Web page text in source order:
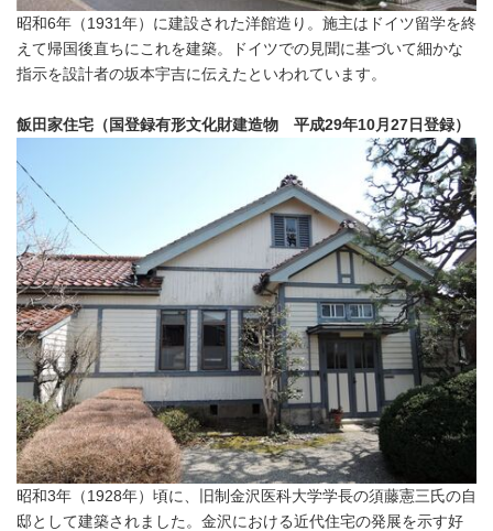
昭和6年（1931年）に建設された洋館造り。施主はドイツ留学を終
えて帰国後直ちにこれを建築。ドイツでの見聞に基づいて細かな
指示を設計者の坂本宇吉に伝えたといわれています。
飯田家住宅（国登録有形文化財建造物 平成29年10月27日登録）
昭和3年（1928年）頃に、旧制金沢医科大学学長の須藤憲三氏の自
邸として建築されました。金沢における近代住宅の発展を示す好